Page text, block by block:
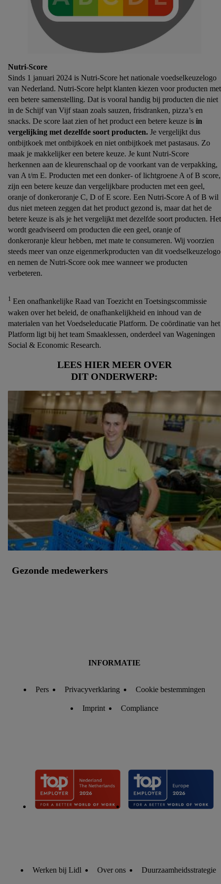
Nutri-Score
Sinds 1 januari 2024 is Nutri-Score het nationale voedselkeuzelogo
van Nederland. Nutri-Score helpt klanten kiezen voor producten met
een betere samenstelling. Dat is vooral handig bij producten die niet
in de Schijf van Vijf staan zoals sauzen, frisdranken, pizza’s en
snacks. De score laat zien of het product een betere keuze is in
vergelijking met dezelfde soort producten. Je vergelijkt dus
ontbijtkoek met ontbijtkoek en niet ontbijtkoek met pastasaus. Zo
maak je makkelijker een betere keuze. Je kunt Nutri-Score
herkennen aan de kleurenschaal op de voorkant van de verpakking,
van A t/m E. Producten met een donker- of lichtgroene A of B score,
zijn een betere keuze dan vergelijkbare producten met een geel,
oranje of donkeroranje C, D of E score. Een Nutri-Score A of B wil
dus niet meteen zeggen dat het product gezond is, maar dat het de
betere keuze is als je het vergelijkt met dezelfde soort producten. Het
wordt geadviseerd om producten die een geel, oranje of
donkeroranje kleur hebben, met mate te consumeren. Wij voorzien
steeds meer van onze eigenmerkproducten van dit voedselkeuzelogo
en nemen de Nutri-Score ook mee wanneer we producten
verbeteren.
1 Een onafhankelijke Raad van Toezicht en Toetsingscommissie
waken over het beleid, de onafhankelijkheid en inhoud van de
materialen van het Voedseleducatie Platform. De coördinatie van het
Platform ligt bij het team Smaaklessen, onderdeel van Wageningen
Social & Economic Research.
LEES HIER MEER OVER
DIT ONDERWERP:
Gezonde medewerkers
INFORMATIE
Pers Privacyverklaring Cookie bestemmingen
Imprint Compliance
Werken bij Lidl Over ons Duurzaamheidsstrategie
niet te kopen). De retargeting advertenties kunnen op
verschillende eindapparaten en binnen verschillende Lidl-
diensten worden weergegeven, als verschillende
eindapparaten en Lidl-diensten, met behulp van jouw gehashte
identifiers waarover Criteo S.A. beschikt, aan jou kunnen
worden toegewezen.
Onder "Aanpassen" kun je aangeven met welke cookies en
vergelijkbare technieken en met welke verwerkingsdoeleinden
je instemt. Verder kan je er meer informatie vinden over de
gegevensverwerking.
Door te klikken op "Weigeren", kies je voor de optie dat er
enkel technisch noodzakelijke cookies en vergelijkbare
technieken worden gebruikt.
Door op "Akkoord" te klikken, stem je in met alle
verwerkingen voor alle bovengenoemde doeleinden. Meer
informatie, inclusief over de opslagperiode van de gegevens
en je recht om jouw toestemming op elk gewenst moment in te
trekken, vind je in onze
privacyverklaring
Je vindt de
impressum voor de Lidl website hier.Klikhiervoor meer
informatie over de cookies die wij inzetten.